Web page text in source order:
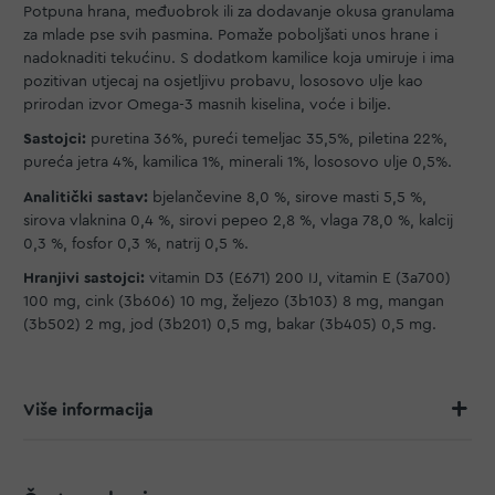
Potpuna hrana, međuobrok ili za dodavanje okusa granulama
za mlade pse svih pasmina. Pomaže poboljšati unos hrane i
nadoknaditi tekućinu. S dodatkom kamilice koja umiruje i ima
pozitivan utjecaj na osjetljivu probavu, lososovo ulje kao
prirodan izvor Omega-3 masnih kiselina, voće i bilje.
Sastojci: puretina 36%, pureći temeljac 35,5%, piletina 22%,
pureća jetra 4%, kamilica 1%, minerali 1%, lososovo ulje 0,5%.
Analitički sastav: bjelančevine 8,0 %, sirove masti 5,5 %,
sirova vlaknina 0,4 %, sirovi pepeo 2,8 %, vlaga 78,0 %, kalcij
0,3 %, fosfor 0,3 %, natrij 0,5 %.
Hranjivi sastojci: vitamin D3 (E671) 200 IJ, vitamin E (3a700)
100 mg, cink (3b606) 10 mg, željezo (3b103) 8 mg, mangan
(3b502) 2 mg, jod (3b201) 0,5 mg, bakar (3b405) 0,5 mg.
Više informacija